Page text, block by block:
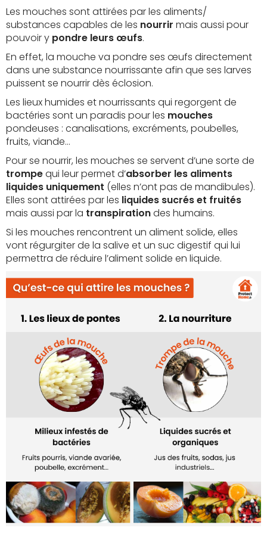
Les mouches sont attirées par les aliments/
substances capables de les nourrir mais aussi pour
pouvoir y pondre leurs œufs.
En effet, la mouche va pondre ses œufs directement
dans une substance nourrissante afin que ses larves
puissent se nourrir dès éclosion.
Les lieux humides et nourrissants qui regorgent de
bactéries sont un paradis pour les mouches
pondeuses : canalisations, excréments, poubelles,
fruits, viande…
Pour se nourrir, les mouches se servent d’une sorte de
trompequi leur permet d’absorber les aliments
liquides uniquement (elles n’ont pas de mandibules).
Elles sont attirées par les liquides sucrés et fruités
mais aussi par la transpirationdes humains.
Si les mouches rencontrent un aliment solide, elles
vont régurgiter de la salive et un suc digestif qui lui
permettra de réduire l’aliment solide en liquide.